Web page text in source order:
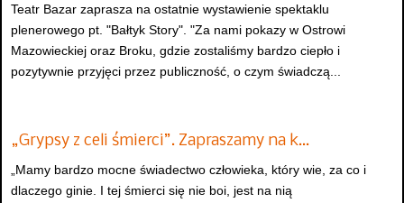
Teatr Bazar zaprasza na ostatnie wystawienie spektaklu
plenerowego pt. "Bałtyk Story". "Za nami pokazy w Ostrowi
Mazowieckiej oraz Broku, gdzie zostaliśmy bardzo ciepło i
pozytywnie przyjęci przez publiczność, o czym świadczą...
„Grypsy z celi śmierci”. Zapraszamy na k…
„Mamy bardzo mocne świadectwo człowieka, który wie, za co i
dlaczego ginie. I tej śmierci się nie boi, jest na nią